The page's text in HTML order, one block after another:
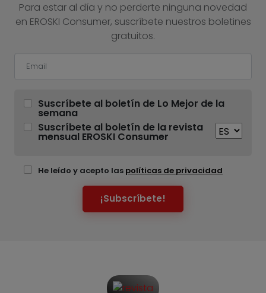
Para estar al día y no perderte ninguna novedad
en EROSKI Consumer, suscríbete nuestros boletines
gratuitos.
Suscríbete al boletín de Lo Mejor de la
semana
Suscríbete al boletín de la revista
mensual EROSKI Consumer
He leído y acepto las políticas de privacidad
¡Subscríbete!